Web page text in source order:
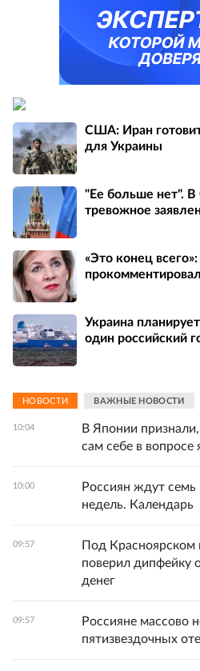
США: Иран
для Украины
"Ее больше нет".
тревожное
«Это конец всего»:
Украина
один российский
НОВОСТИ ВАЖНЫЕ НОВОСТИ
10:04
В Японии
сам себе в вопросе
10:00
Россиян ждут семь
недель. Календарь
09:57
Под Красноярском
поверил дипфейку
денег
09:57
Россияне массово
пятизвездочных